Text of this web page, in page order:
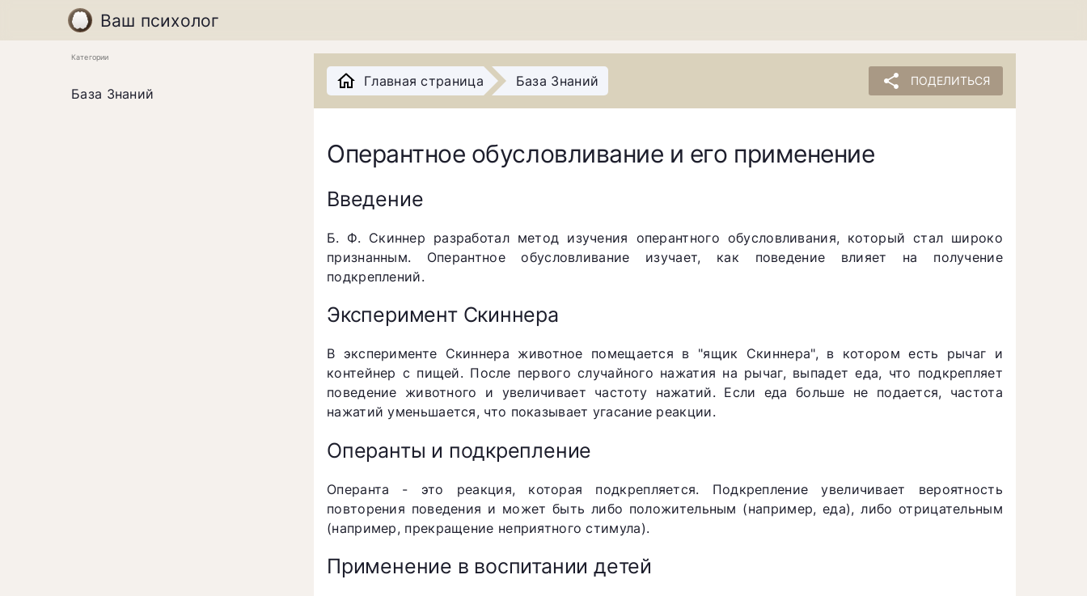
Ваш психолог
Категории
База Знаний
Главная страница База Знаний share ПОДЕЛИТЬСЯ
Оперантное обусловливание и его применение
Введение
Б. Ф. Скиннер разработал метод изучения оперантного обусловливания, который стал широко
признанным. Оперантное обусловливание изучает, как поведение влияет на получение
подкреплений.
Эксперимент Скиннера
В эксперименте Скиннера животное помещается в "ящик Скиннера", в котором есть рычаг и
контейнер с пищей. После первого случайного нажатия на рычаг, выпадет еда, что подкрепляет
поведение животного и увеличивает частоту нажатий. Если еда больше не подается, частота
нажатий уменьшается, что показывает угасание реакции.
Операнты и подкрепление
Операнта - это реакция, которая подкрепляется. Подкрепление увеличивает вероятность
повторения поведения и может быть либо положительным (например, еда), либо отрицательным
(например, прекращение неприятного стимула).
Применение в воспитании детей